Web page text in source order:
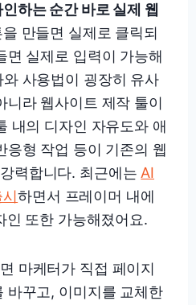
하는 순간 바로 실제 웹
만들면 실제로 클릭되
면 실제로 입력이 가능해
사용법이 굉장히 유사
니라 웹사이트 제작 툴이
내의 디자인 자유도와 애
응형 작업 등이 기존의 웹
력합니다. 최근에는 AI
시하면서 프레이머 내에
인 또한 가능해졌어요.
마케터가 직접 페이지
바꾸고, 이미지를 교체한